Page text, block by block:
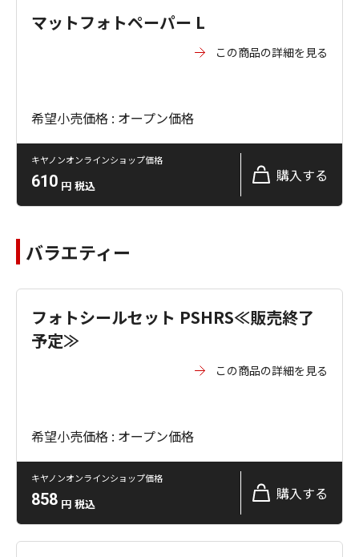
マットフォトペーパー L
この商品の詳細を見る
希望小売価格 : オープン価格
キヤノンオンラインショップ価格
610 円 税込
購入する
バラエティー
フォトシールセット PSHRS≪販売終了
予定≫
この商品の詳細を見る
希望小売価格 : オープン価格
キヤノンオンラインショップ価格
858 円 税込
購入する